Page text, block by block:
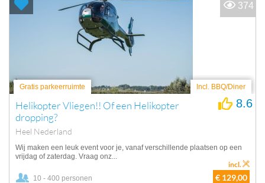
Gratis parkeerruimte Incl. BBQ/Diner
Helikopter Vliegen!! Of een Helikopter
dropping?
Heel Nederland
8.6
Wij maken een leuk event voor je, vanaf verschillende plaatsen op een
vrijdag of zaterdag. Vraag onz...
10 - 400 personen € 129,00
incl.
374